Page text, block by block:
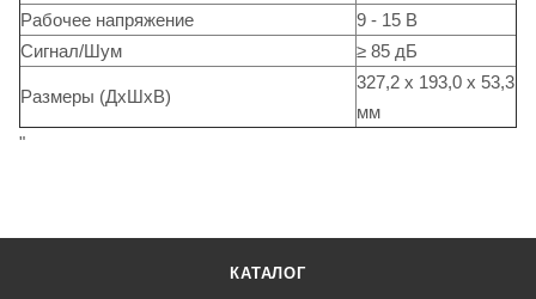
Рабочее напряжение
9 - 15 В
Сигнал/Шум
≥ 85 дБ
Размеры (ДxШxВ)
327,2 x 193,0 x 53,3
мм
"
КАТАЛОГ